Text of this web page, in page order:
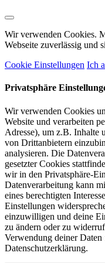
Wir verwenden Cookies.
Webseite zuverlässig und
Cookie Einstellungen Ich
Privatsphäre
Wir verwenden Cookies
Website und verarbeiten
Adresse), um z.B. Inhalte
von Drittanbietern
analysieren. Die
gesetzter Cookies
wir in den Privatsphäre-
Datenverarbeitung kann
eines berechtigten
Einstellungen
einzuwilligen und deine
zu ändern oder zu
Verwendung deiner Daten
Datenschutzerklärung.